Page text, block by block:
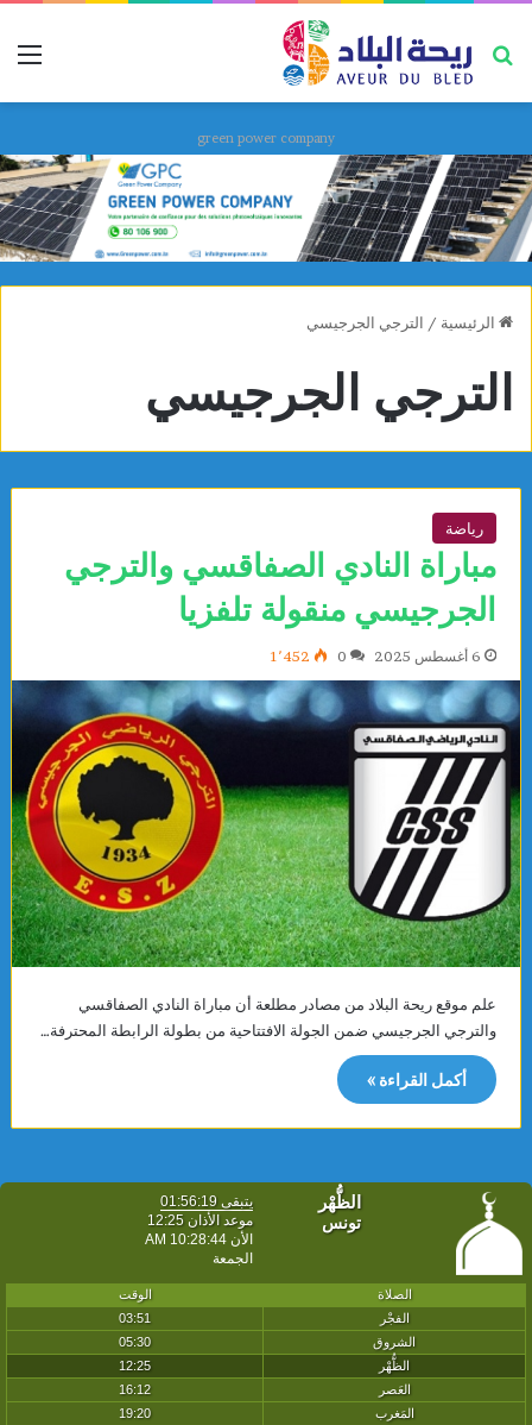
بحث عن
green power company
الرئيسية / الترجي الجرجيسي
الترجي الجرجيسي
رياضة
مباراة النادي الصفاقسي والترجي
الجرجيسي منقولة تلفزيا
6 أغسطس 2025 0 1٬452
علم موقع ريحة البلاد من مصادر مطلعة أن مباراة النادي الصفاقسي
والترجي الجرجيسي ضمن الجولة الافتتاحية من بطولة الرابطة المحترفة…
أكمل القراءة »